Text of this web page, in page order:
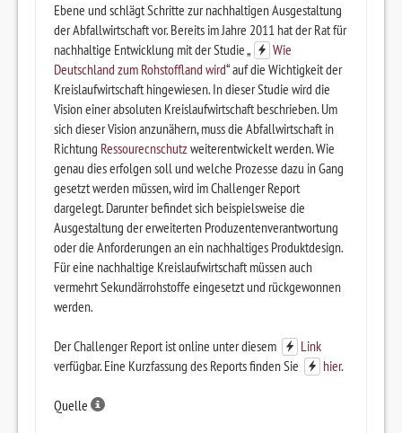
Ebene und schlägt Schritte zur nachhaltigen Ausgestaltung
der Abfallwirtschaft vor. Bereits im Jahre 2011 hat der Rat für
nachhaltige Entwicklung mit der Studie „
Wie
Deutschland zum Rohstoffland wird“ auf die Wichtigkeit der
Kreislaufwirtschaft hingewiesen. In dieser Studie wird die
Vision einer absoluten Kreislaufwirtschaft beschrieben. Um
sich dieser Vision anzunähern, muss die Abfallwirtschaft in
Richtung Ressourecnschutzweiterentwickelt werden. Wie
genau dies erfolgen soll und welche Prozesse dazu in Gang
gesetzt werden müssen, wird im Challenger Report
dargelegt. Darunter befindet sich beispielsweise die
Ausgestaltung der erweiterten Produzentenverantwortung
oder die Anforderungen an ein nachhaltiges Produktdesign.
Für eine nachhaltige Kreislaufwirtschaft müssen auch
vermehrt Sekundärrohstoffe eingesetzt und rückgewonnen
werden.
Der Challenger Report ist online unter diesem
Link
verfügbar. Eine Kurzfassung des Reports finden Sie
hier.
Quelle